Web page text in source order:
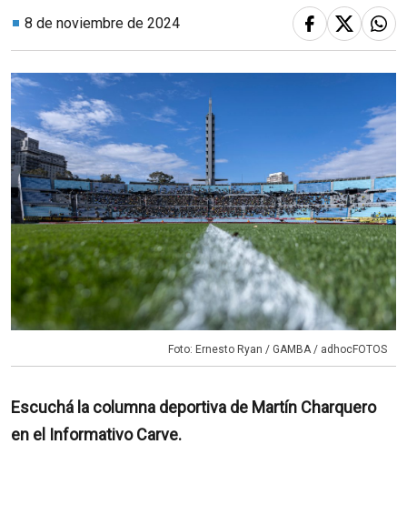
8 de noviembre de 2024
Foto: Ernesto Ryan / GAMBA / adhocFOTOS
Escuchá la columna deportiva de Martín Charquero
en el Informativo Carve.